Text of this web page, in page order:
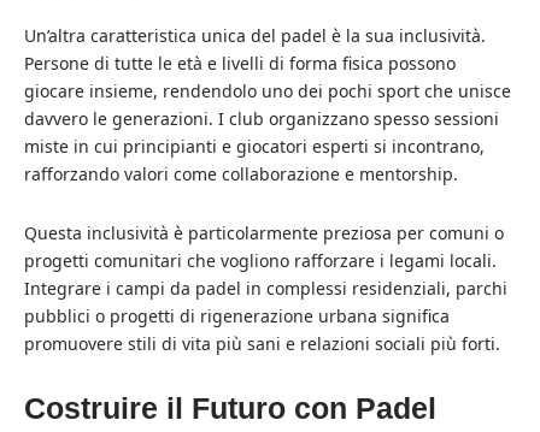
Un’altra caratteristica unica del padel è la sua inclusività.
Persone di tutte le età e livelli di forma fisica possono
giocare insieme, rendendolo uno dei pochi sport che unisce
davvero le generazioni. I club organizzano spesso sessioni
miste in cui principianti e giocatori esperti si incontrano,
rafforzando valori come collaborazione e mentorship.
Questa inclusività è particolarmente preziosa per comuni o
progetti comunitari che vogliono rafforzare i legami locali.
Integrare i campi da padel in complessi residenziali, parchi
pubblici o progetti di rigenerazione urbana significa
promuovere stili di vita più sani e relazioni sociali più forti.
Costruire il Futuro con Padel